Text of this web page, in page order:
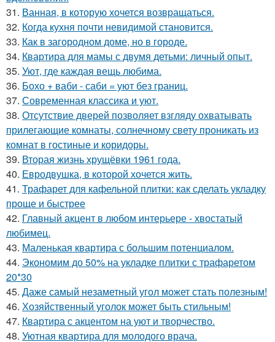
31. Ванная, в которую хочется возвращаться.
32. Когда кухня почти невидимой становится.
33. Как в загородном доме, но в городе.
34. Квартира для мамы с двумя детьми: личный опыт.
35. Уют, где каждая вещь любима.
36. Бохо + ваби - саби = уют без границ.
37. Современная классика и уют.
38. Отсутствие дверей позволяет взгляду охватывать
прилегающие комнаты, солнечному свету проникать из
комнат в гостиные и коридоры.
39. Вторая жизнь хрущёвки 1961 года.
40. Евродвушка, в которой хочется жить.
41. Трафарет для кафельной плитки: как сделать укладку
проще и быстрее
42. Главный акцент в любом интерьере - хвостатый
любимец.
43. Маленькая квартира с большим потенциалом.
44. Экономим до 50% на укладке плитки с трафаретом
20*30
45. Даже самый незаметный угол может стать полезным!
46. Хозяйственный уголок может быть стильным!
47. Квартира с акцентом на уют и творчество.
48. Уютная квартира для молодого врача.